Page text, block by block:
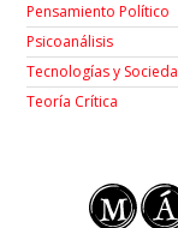
Pensamiento Político
Psicoanálisis
Tecnologías y
Teoría Crítica